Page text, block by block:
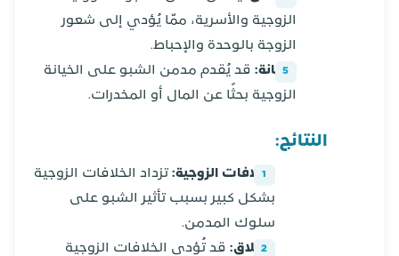
الزوجية والأسرية، ممّا يُؤدي إلى شعور
الزوجة بالوحدة والإحباط.
الخيانة: قد يُقدم مدمن الشبو على الخيانة
الزوجية بحثًا عن المال أو المخدرات.
النتائج:
الخلافات الزوجية: تزداد الخلافات الزوجية
بشكل كبير بسبب تأثير الشبو على
سلوك المدمن.
الطلاق: قد تُؤدي الخلافات الزوجية